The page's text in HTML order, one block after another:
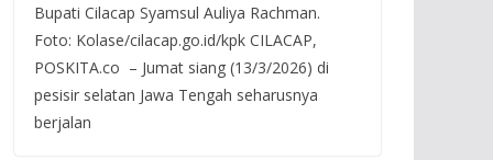
Bupati Cilacap Syamsul Auliya Rachman.
Foto: Kolase/cilacap.go.id/kpk CILACAP,
POSKITA.co – Jumat siang (13/3/2026) di
pesisir selatan Jawa Tengah seharusnya
berjalan